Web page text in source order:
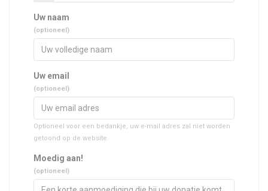
Uw naam
(optioneel)
Uw email
(optioneel)
Optioneel voor een bedankje, uw e-mail adres zal niet worden
getoond op de website.
Moedig aan!
(optioneel)